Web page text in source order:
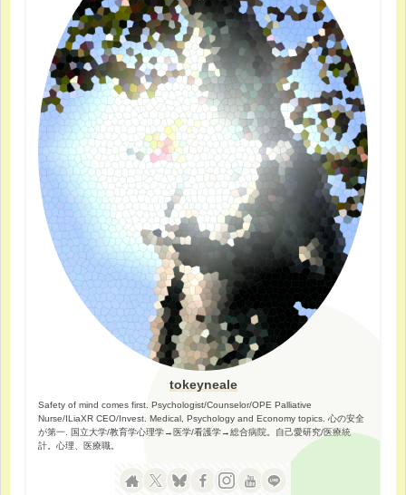
tokeyneale
Safety of mind comes first. Psychologist/Counselor/OPE Palliative
Nurse/ILiaXR CEO/Invest. Medical, Psychology and Economy topics. 心の安全
が第一. 国立大学/教育学心理学→医学/看護学→総合病院。自己愛研究/医療統
計。心理、医療職。